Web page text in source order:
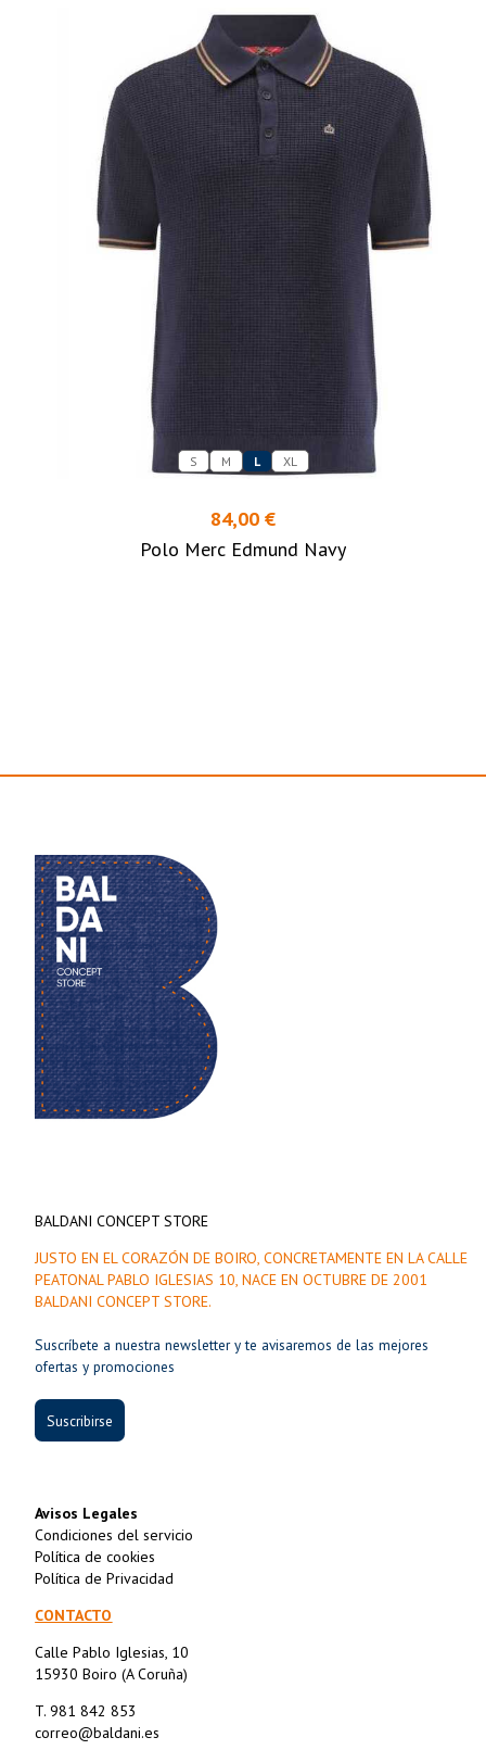
S M L XL
84,00 €
Polo Merc Edmund Navy
BALDANI CONCEPT STORE
JUSTO EN EL CORAZÓN DE BOIRO, CONCRETAMENTE EN LA CALLE
PEATONAL PABLO IGLESIAS 10, NACE EN OCTUBRE DE 2001
BALDANI CONCEPT STORE.
Suscríbete a nuestra newsletter y te avisaremos de las mejores
ofertas y promociones
Suscribirse
Avisos Legales
Condiciones del servicio
Política de cookies
Política de Privacidad
CONTACTO
Calle Pablo Iglesias, 10
15930 Boiro (A Coruña)
T. 981 842 853
correo@baldani.es